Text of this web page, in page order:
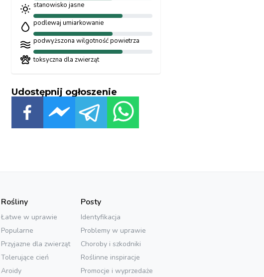
stanowisko jasne
podlewaj umiarkowanie
podwyższona wilgotność powietrza
toksyczna dla zwierząt
Udostępnij ogłoszenie
Rośliny
Łatwe w uprawie
Popularne
Przyjazne dla zwierząt
Tolerujące cień
Aroidy
Posty
Identyfikacja
Problemy w uprawie
Choroby i szkodniki
Roślinne inspiracje
Promocje i wyprzedaże